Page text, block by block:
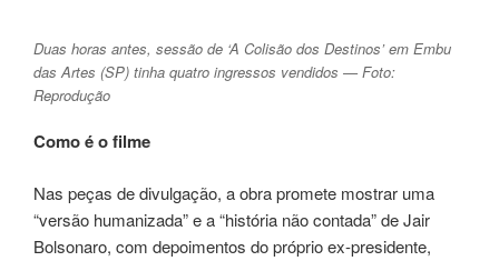
Duas horas antes, sessão de ‘A Colisão dos Destinos’ em Embu
das Artes (SP) tinha quatro ingressos vendidos — Foto:
Reprodução
Como é o filme
Nas peças de divulgação, a obra promete mostrar uma
“versão humanizada” e a “história não contada” de Jair
Bolsonaro, com depoimentos do próprio ex-presidente,